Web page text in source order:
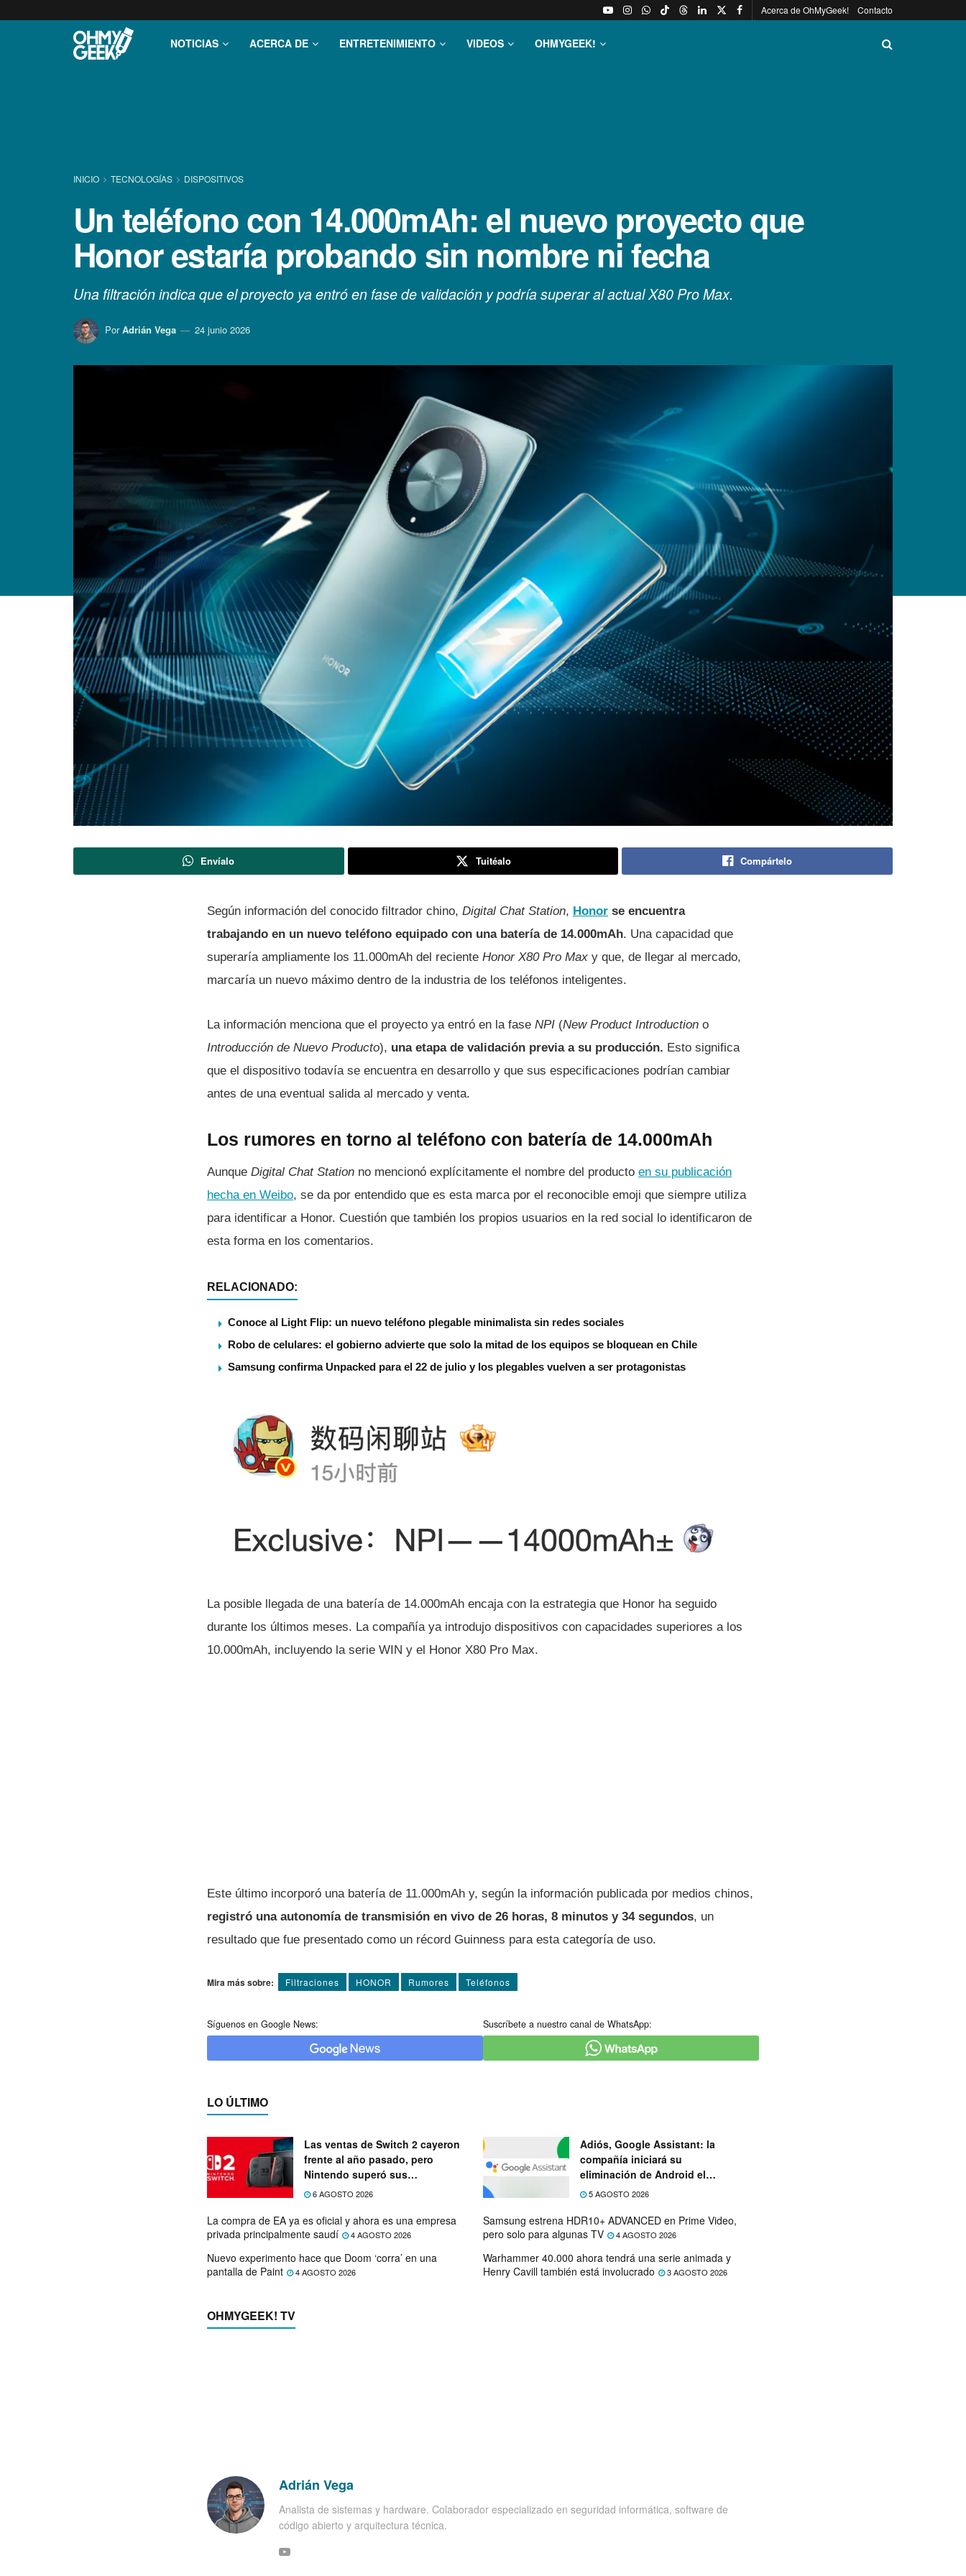
Acerca de OhMyGeek! Contacto
NOTICIAS ACERCA DE ENTRETENIMIENTO VIDEOS OHMYGEEK!
INICIO TECNOLOGÍ­AS DISPOSITIVOS
Un teléfono con 14.000mAh: el nuevo proyecto que
Honor estaría probando sin nombre ni fecha
Una filtración indica que el proyecto ya entró en fase de validación y podría superar al actual X80 Pro Max.
Por Adrián Vega 24 junio 2026
Envíalo Tuitéalo Compártelo
Según información del conocido filtrador chino, Digital Chat Station, Honor se encuentra
trabajando en un nuevo teléfono equipado con una batería de 14.000mAh. Una capacidad que
superaría ampliamente los 11.000mAh del reciente Honor X80 Pro Max y que, de llegar al mercado,
marcaría un nuevo máximo dentro de la industria de los teléfonos inteligentes.
La información menciona que el proyecto ya entró en la fase NPI (New Product Introduction o
Introducción de Nuevo Producto), una etapa de validación previa a su producción. Esto significa
que el dispositivo todavía se encuentra en desarrollo y que sus especificaciones podrían cambiar
antes de una eventual salida al mercado y venta.
Los rumores en torno al teléfono con batería de 14.000mAh
Aunque Digital Chat Station no mencionó explícitamente el nombre del producto en su publicación
hecha en Weibo, se da por entendido que es esta marca por el reconocible emoji que siempre utiliza
para identificar a Honor. Cuestión que también los propios usuarios en la red social lo identificaron de
esta forma en los comentarios.
RELACIONADO:
Conoce al Light Flip: un nuevo teléfono plegable minimalista sin redes sociales
Robo de celulares: el gobierno advierte que solo la mitad de los equipos se bloquean en Chile
Samsung confirma Unpacked para el 22 de julio y los plegables vuelven a ser protagonistas
La posible llegada de una batería de 14.000mAh encaja con la estrategia que Honor ha seguido
durante los últimos meses. La compañía ya introdujo dispositivos con capacidades superiores a los
10.000mAh, incluyendo la serie WIN y el Honor X80 Pro Max.
Este último incorporó una batería de 11.000mAh y, según la información publicada por medios chinos,
registró una autonomía de transmisión en vivo de 26 horas, 8 minutos y 34 segundos, un
resultado que fue presentado como un récord Guinness para esta categoría de uso.
Mira más sobre: Filtraciones HONOR Rumores Teléfonos
Síguenos en Google News: Suscríbete a nuestro canal de WhatsApp:
LO ÚLTIMO
Las ventas de Switch 2 cayeron
frente al año pasado, pero
Nintendo superó sus
expectativas
6 AGOSTO 2026
Adiós, Google Assistant: la
compañía iniciará su
eliminación de Android el
próximo mes
5 AGOSTO 2026
La compra de EA ya es oficial y ahora es una empresa
privada principalmente saudí
4 AGOSTO 2026
Samsung estrena HDR10+ ADVANCED en Prime Video,
pero solo para algunas TV
4 AGOSTO 2026
Nuevo experimento hace que Doom ‘corra’ en una
pantalla de Paint
4 AGOSTO 2026
Warhammer 40.000 ahora tendrá una serie animada y
Henry Cavill también está involucrado
3 AGOSTO 2026
OHMYGEEK! TV
Adrián Vega
Analista de sistemas y hardware. Colaborador especializado en seguridad informática, software de
código abierto y arquitectura técnica.